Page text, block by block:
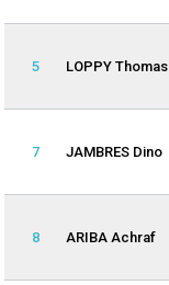
5 LOPPY Thomas
7 JAMBRES Dino
8 ARIBA Achraf